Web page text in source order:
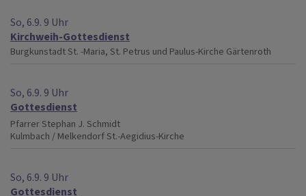
So, 6.9. 9 Uhr
Kirchweih-Gottesdienst
BurgkunstadtSt. -Maria, St. Petrus und Paulus-Kirche Gärtenroth
So, 6.9. 9 Uhr
Gottesdienst
Pfarrer Stephan J. Schmidt
Kulmbach / MelkendorfSt.-Aegidius-Kirche
So, 6.9. 9 Uhr
Gottesdienst